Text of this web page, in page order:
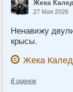
Жека
27 Мая 2026
Ненавижу
крысы.
Жека
6 оценок